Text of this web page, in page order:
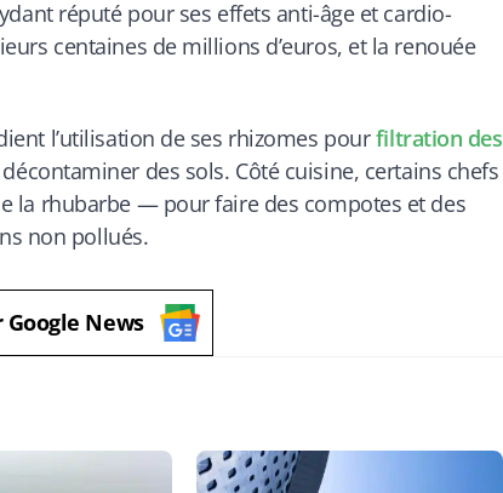
réputé pour ses effets anti-âge et cardio-
centaines de millions d’euros, et la renouée
l’utilisation de ses rhizomes pourfiltration des
des sols. Côté cuisine, certains chefs
la rhubarbe — pour faire des compotes et des
non pollués.
News